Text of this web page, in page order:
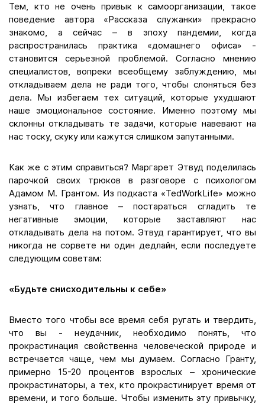
Тем, кто не очень привык к самоорганизации, такое
поведение автора «Рассказа служанки» прекрасно
знакомо, а сейчас – в эпоху пандемии, когда
распространилась практика «домашнего офиса» -
становится серьезной проблемой. Согласно мнению
специалистов, вопреки всеобщему заблуждению, мы
откладываем дела не ради того, чтобы слоняться без
дела. Мы избегаем тех ситуаций, которые ухудшают
наше эмоциональное состояние. Именно поэтому мы
склонны откладывать те задачи, которые навевают на
нас тоску, скуку или кажутся слишком запутанными.
Как же с этим справиться? Маргарет Этвуд поделилась
парочкой своих трюков в разговоре с психологом
Адамом М. Грантом. Из подкаста «TedWorkLife» можно
узнать, что главное – постараться сгладить те
негативные эмоции, которые заставляют нас
откладывать дела на потом. Этвуд гарантирует, что вы
никогда не сорвете ни один дедлайн, если последуете
следующим советам:
«Будьте снисходительны к себе»
Вместо того чтобы все время себя ругать и твердить,
что вы - неудачник, необходимо понять, что
прокрастинация свойственна человеческой природе и
встречается чаще, чем мы думаем. Согласно Гранту,
примерно 15-20 процентов взрослых – хронические
прокрастинаторы, а тех, кто прокрастинирует время от
времени, и того больше. Чтобы изменить эту привычку,